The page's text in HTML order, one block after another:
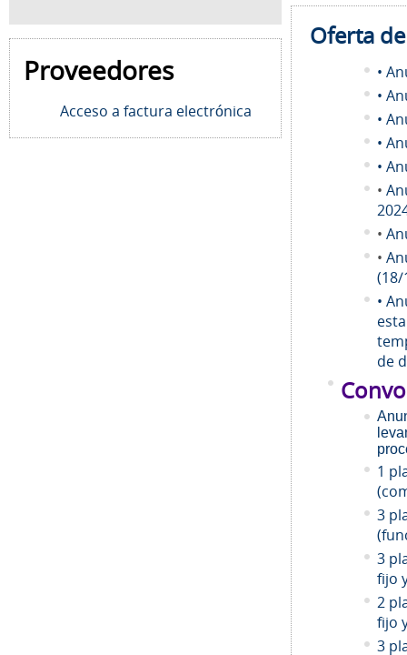
Proveedores
Acceso a factura electrónica
Oferta
•
•
•
•
•
•
•
•
(18/
•
de
1
3
3
fijo
2
fijo
3